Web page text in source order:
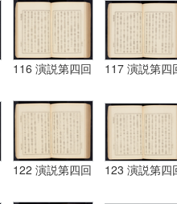
116 演説第四回 117 演説第四
122 演説第四回 123 演説第四